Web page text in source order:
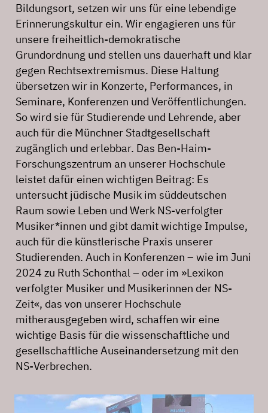
Bildungsort, setzen wir uns für eine lebendige
Erinnerungskultur ein. Wir engagieren uns für
unsere freiheitlich-demokratische
Grundordnung und stellen uns dauerhaft und klar
gegen Rechtsextremismus. Diese Haltung
übersetzen wir in Konzerte, Performances, in
Seminare, Konferenzen und Veröffentlichungen.
So wird sie für Studierende und Lehrende, aber
auch für die Münchner Stadtgesellschaft
zugänglich und erlebbar. Das Ben-Haim-
Forschungszentrum an unserer Hochschule
leistet dafür einen wichtigen Beitrag: Es
untersucht jüdische Musik im süddeutschen
Raum sowie Leben und Werk NS-verfolgter
Musiker*innen und gibt damit wichtige Impulse,
auch für die künstlerische Praxis unserer
Studierenden. Auch in Konferenzen – wie im Juni
2024 zu Ruth Schonthal – oder im »Lexikon
verfolgter Musiker und Musikerinnen der NS-
Zeit«, das von unserer Hochschule
mitherausgegeben wird, schaffen wir eine
wichtige Basis für die wissenschaftliche und
gesellschaftliche Auseinandersetzung mit den
NS-Verbrechen.